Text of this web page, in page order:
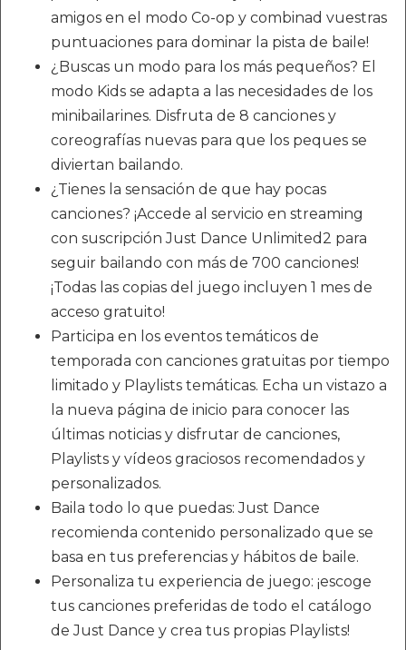
amigos en el modo Co-op y combinad vuestras
puntuaciones para dominar la pista de baile!
¿Buscas un modo para los más pequeños? El
modo Kids se adapta a las necesidades de los
minibailarines. Disfruta de 8 canciones y
coreografías nuevas para que los peques se
diviertan bailando.
¿Tienes la sensación de que hay pocas
canciones? ¡Accede al servicio en streaming
con suscripción Just Dance Unlimited2 para
seguir bailando con más de 700 canciones!
¡Todas las copias del juego incluyen 1 mes de
acceso gratuito!
Participa en los eventos temáticos de
temporada con canciones gratuitas por tiempo
limitado y Playlists temáticas. Echa un vistazo a
la nueva página de inicio para conocer las
últimas noticias y disfrutar de canciones,
Playlists y vídeos graciosos recomendados y
personalizados.
Baila todo lo que puedas: Just Dance
recomienda contenido personalizado que se
basa en tus preferencias y hábitos de baile.
Personaliza tu experiencia de juego: ¡escoge
tus canciones preferidas de todo el catálogo
de Just Dance y crea tus propias Playlists!